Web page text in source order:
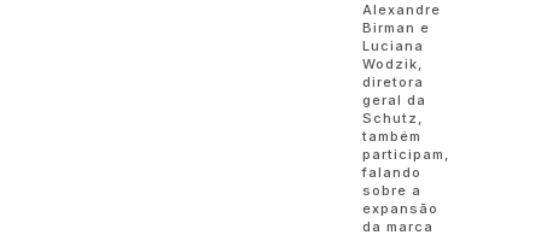
Alexandre
Birman e
Luciana
Wodzik,
diretora
geral da
Schutz,
também
participam,
falando
sobre a
expansão
da marca